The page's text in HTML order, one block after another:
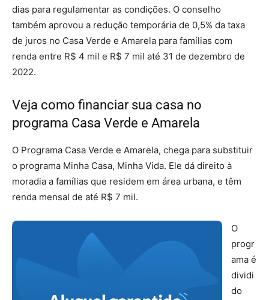
dias para regulamentar as condições. O conselho
também aprovou a redução temporária de 0,5% da taxa
de juros no Casa Verde e Amarela para famílias com
renda entre R$ 4 mil e R$ 7 mil até 31 de dezembro de
2022.
Veja como financiar sua casa no
programa Casa Verde e Amarela
O Programa Casa Verde e Amarela, chega para substituir
o programa Minha Casa, Minha Vida. Ele dá direito à
moradia a famílias que residem em área urbana, e têm
renda mensal de até R$ 7 mil.
O
progr
ama é
dividi
do